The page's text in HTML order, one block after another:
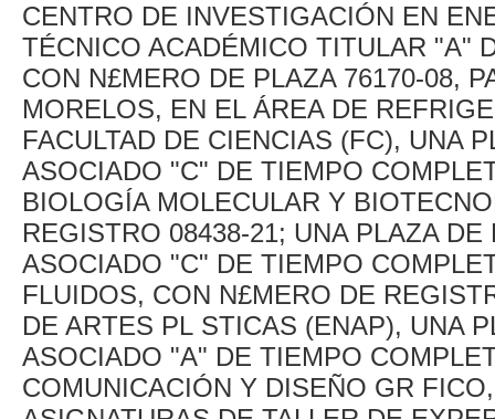
CENTRO DE INVESTIGACIÓN EN
TÉCNICO ACADÉMICO TITULAR "A"
CON N£MERO DE PLAZA 76170-08,
MORELOS, EN EL ÁREA DE
FACULTAD DE CIENCIAS (FC), UNA
ASOCIADO "C" DE TIEMPO
BIOLOGÍA MOLECULAR Y
REGISTRO 08438-21; UNA PLAZA
ASOCIADO "C" DE TIEMPO
FLUIDOS, CON N£MERO DE
DE ARTES PL STICAS (ENAP), UNA
ASOCIADO "A" DE TIEMPO
COMUNICACIÓN Y DISEÑO GR